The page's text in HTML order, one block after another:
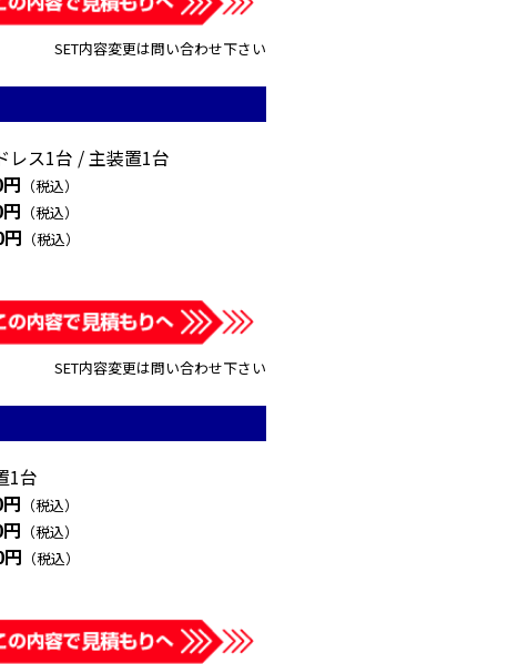
SET内容変更は問い合わせ下さい
ス1台 / 主装置1台
（税込）
（税込）
（税込）
SET内容変更は問い合わせ下さい
1台
（税込）
（税込）
（税込）